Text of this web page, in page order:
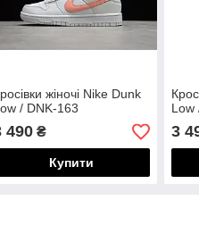
жіночі Nike Dunk
/ DNK-163
490₴
Купити
Low
3